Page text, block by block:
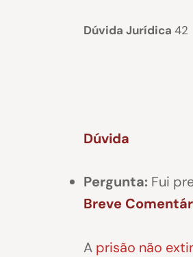
Dúvida Jurídica 42
Dúvida
Pergunta: Fui
Breve
A prisão não